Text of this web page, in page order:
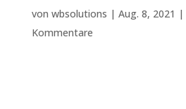
von wbsolutions | Aug. 8, 2021 |
Kommentare